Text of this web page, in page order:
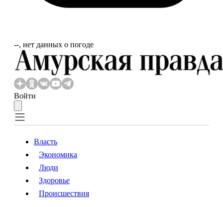
‐‐, нет данных о погоде
Войти
Власть
Происшествия
Власть
Экономика
Люди
Здоровье
Происшествия